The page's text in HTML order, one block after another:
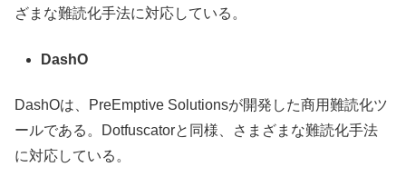
ざまな難読化手法に対応している。
DashO
DashOは、PreEmptive Solutionsが開発した商用難読化ツ
ールである。Dotfuscatorと同様、さまざまな難読化手法
に対応している。